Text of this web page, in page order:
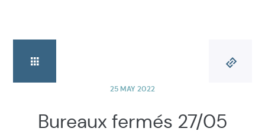
Bureaux fermés 27/05
25 MAY 2022